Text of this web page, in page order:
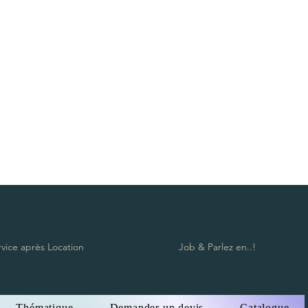
après Location Job & Parlez en..!